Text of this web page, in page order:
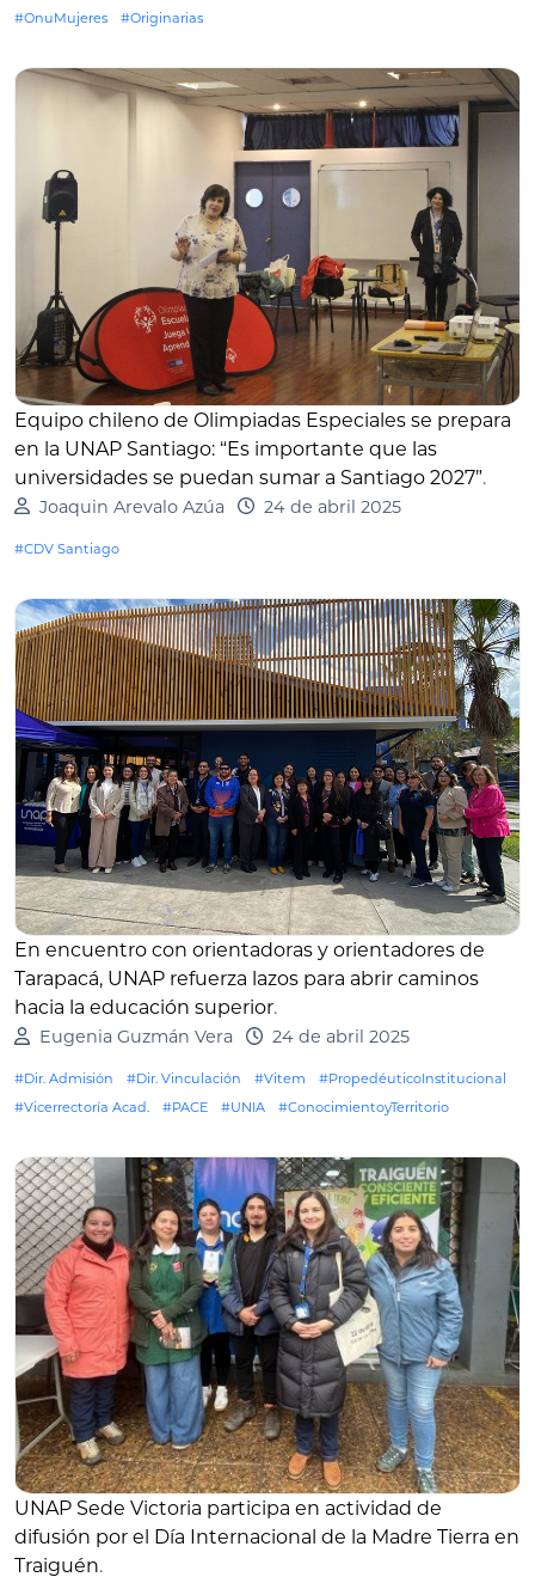
#OnuMujeres
#Originarias
Equipo chileno de Olimpiadas Especiales se prepara
en la UNAP Santiago: “Es importante que las
universidades se puedan sumar a Santiago 2027”.
Joaquin Arevalo Azúa 24 de abril 2025
#CDV Santiago
En encuentro con orientadoras y orientadores de
Tarapacá, UNAP refuerza lazos para abrir caminos
hacia la educación superior.
Eugenia Guzmán Vera 24 de abril 2025
#Dir. Admisión #Dir. Vinculación #Vitem
#PropedéuticoInstitucional
#Vicerrectoría Acad.
#PACE #UNIA #ConocimientoyTerritorio
UNAP Sede Victoria participa en actividad de
difusión por el Día Internacional de la Madre Tierra en
Traiguén.